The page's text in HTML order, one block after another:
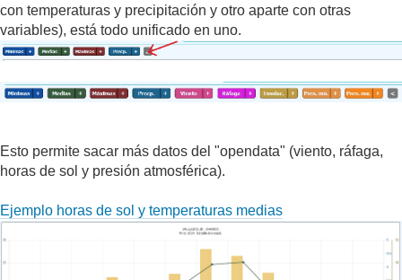
con temperaturas y precipitación y otro aparte con otras
variables), está todo unificado en uno.
Esto permite sacar más datos del "opendata" (viento, ráfaga,
horas de sol y presión atmosférica).
Ejemplo horas de sol y temperaturas medias